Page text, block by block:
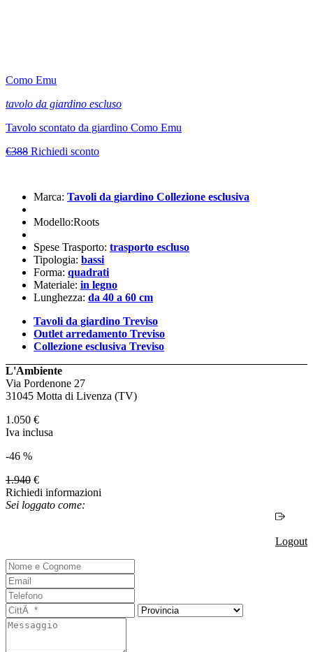
Como Emu
tavolo da giardino escluso
Tavolo scontato da giardino Como Emu
€388 Richiedi sconto
Marca: Tavoli da giardino Collezione esclusiva
Modello:Roots
Spese Trasporto: trasporto escluso
Tipologia: bassi
Forma: quadrati
Materiale: in legno
Lunghezza: da 40 a 60 cm
Tavoli da giardino Treviso
Outlet arredamento Treviso
Collezione esclusiva Treviso
L'Ambiente
Via Pordenone 27
31045 Motta di Livenza (TV)
1.050 €
Iva inclusa
-46 %
1.940 €
Richiedi informazioni
Sei loggato come:
Logout